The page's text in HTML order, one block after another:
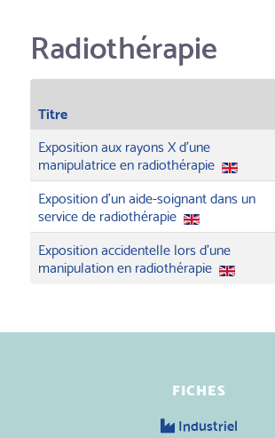
Radiothérapie
Titre
Exposition aux rayons X d'une
manipulatrice en radiothérapie
Exposition d'un aide-soignant dans un
service de radiothérapie
Exposition accidentelle lors d'une
manipulation en radiothérapie
FICHES
Industriel